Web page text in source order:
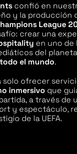
confió en
y la producción
League
crear una
en uno de
del
el mundo.
solo ofrecer
inmersivo que
a través
y espectáculo,
de la UEFA.